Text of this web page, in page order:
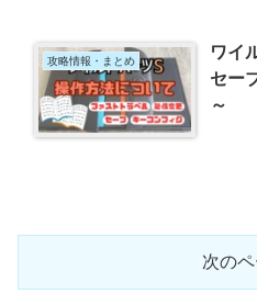
攻略情報・まとめ
ワイ
セー
～
次の